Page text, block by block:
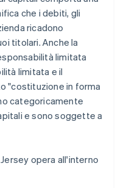
che i debiti, gli
ricadono
titolari. Anche la
limitata
limitata e il
"costituzione in forma
categoricamente
e sono soggette a
opera all'interno